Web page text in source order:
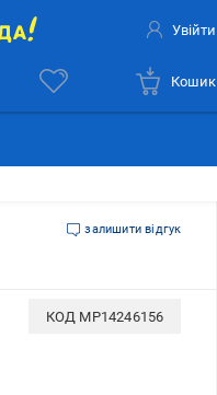
Увійти
Кошик
залишити відгук
КОД MP14246156